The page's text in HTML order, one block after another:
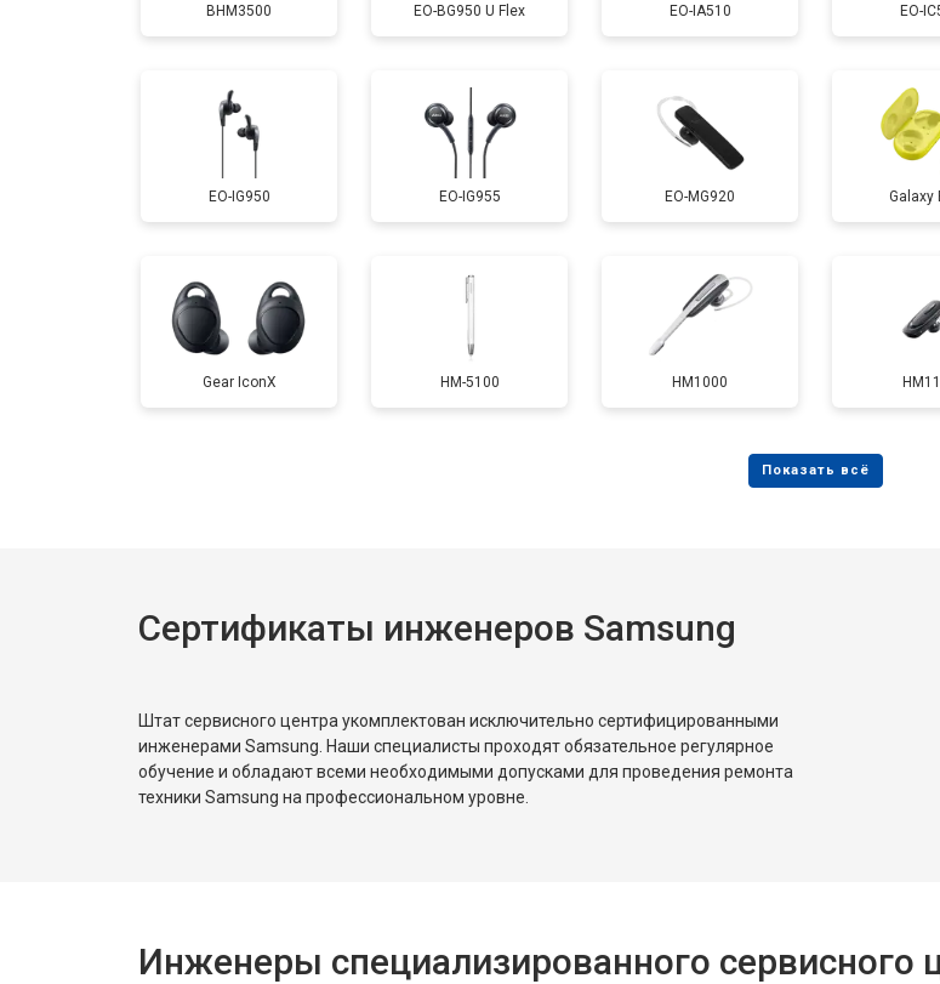
BHM3500 EO-BG950 U Flex EO-IA510 EO-
EO-IG950 EO-IG955 EO-MG920 Galaxy
Gear IconX HM-5100 HM1000
Сертификаты инженеров Samsung
Штат сервисного центра укомплектован исключительно сертифицированными
инженерами Samsung. Наши специалисты проходят обязательное регулярное
обучение и обладают всеми необходимыми допусками для проведения ремонта
техники Samsung на профессиональном уровне.
Инженеры специализированного сервисного